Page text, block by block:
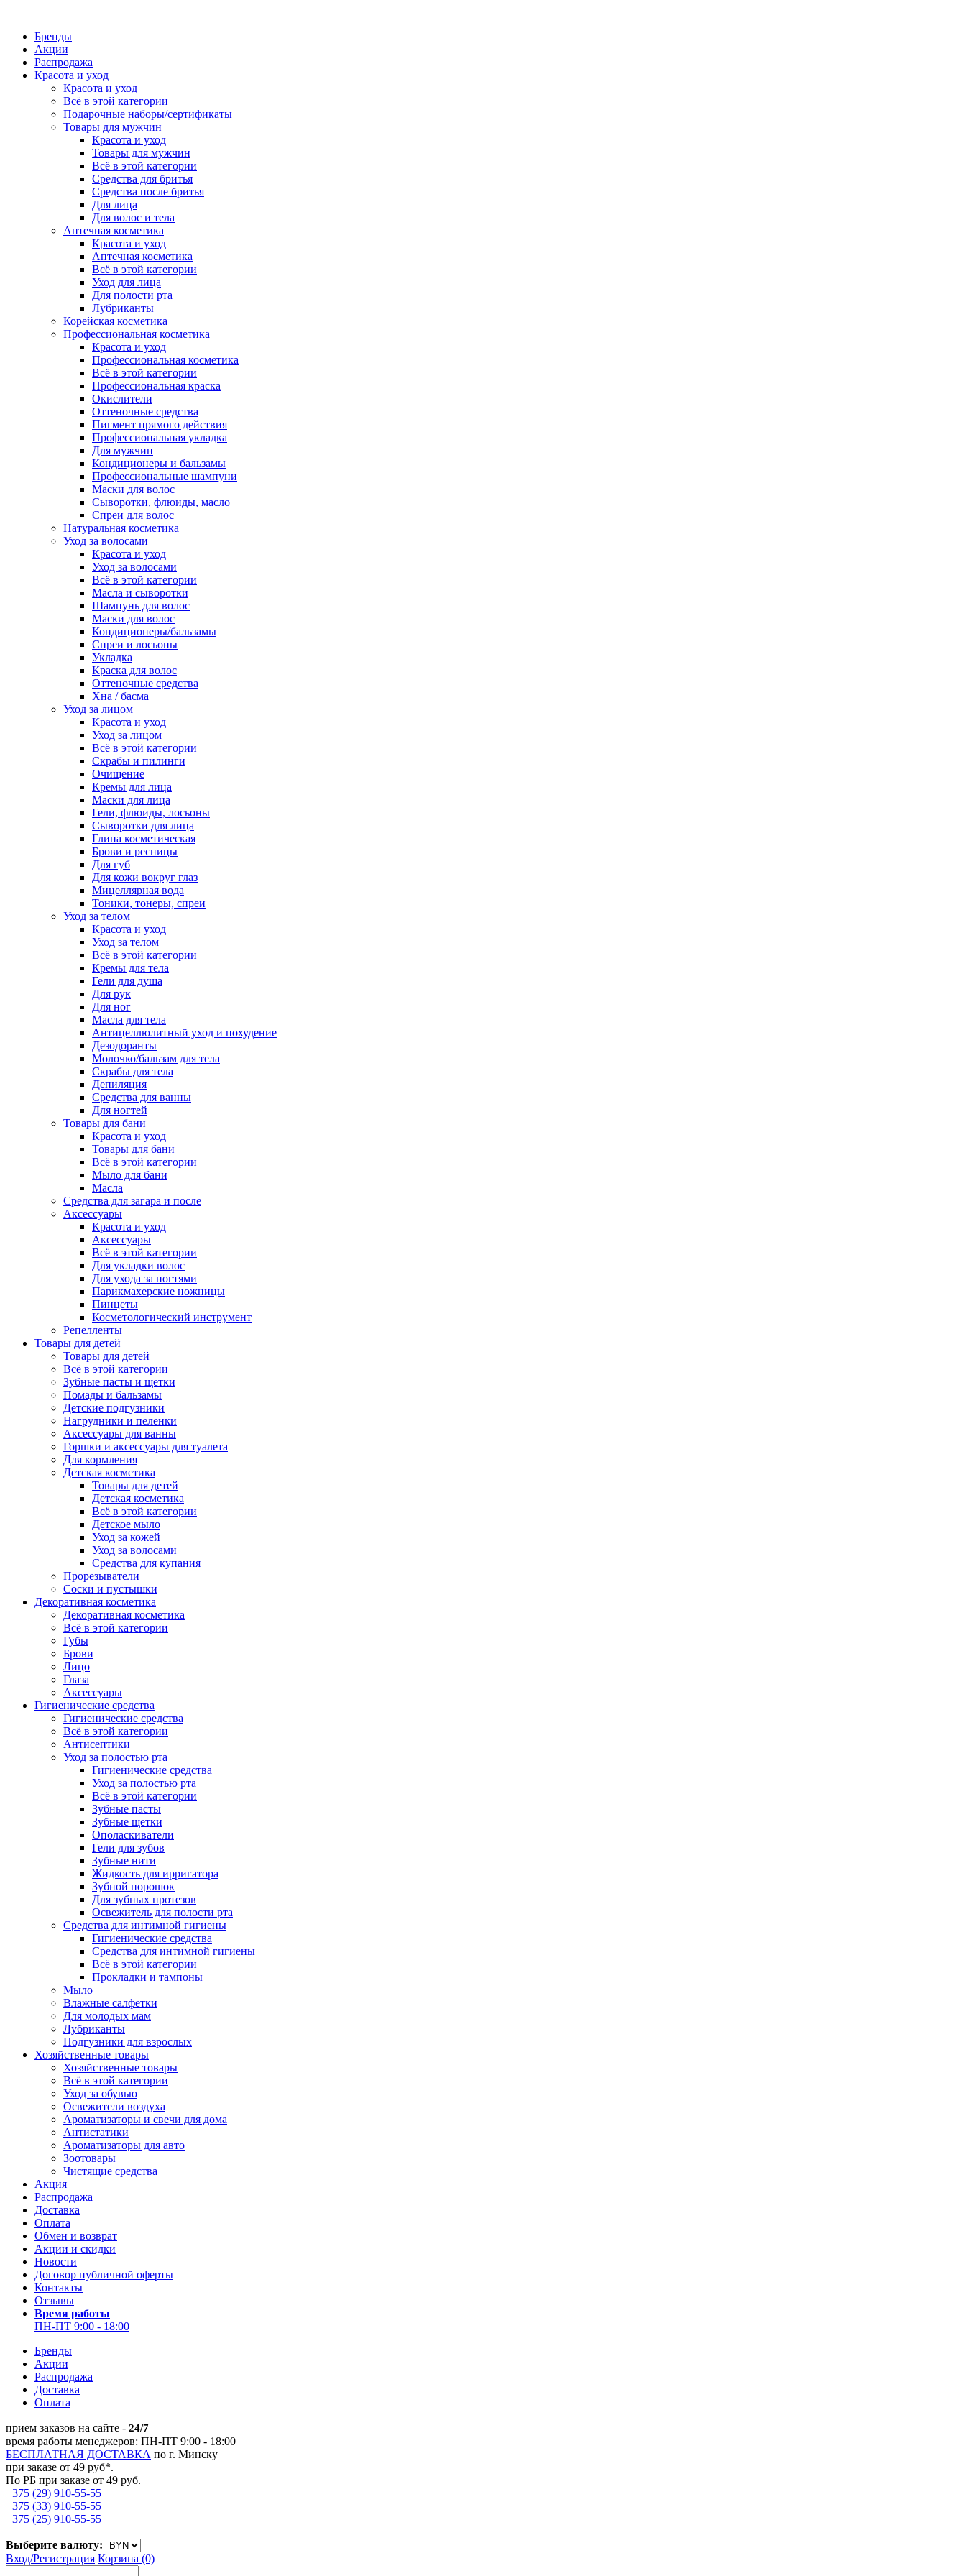
Бренды
Акции
Распродажа
Красота и уход
Красота и уход
Всё в этой категории
Подарочные наборы/сертификаты
Товары для мужчин
Красота и уход
Товары для мужчин
Всё в этой категории
Средства для бритья
Средства после бритья
Для лица
Для волос и тела
Аптечная косметика
Красота и уход
Аптечная косметика
Всё в этой категории
Уход для лица
Для полости рта
Лубриканты
Корейская косметика
Профессиональная косметика
Красота и уход
Профессиональная косметика
Всё в этой категории
Профессиональная краска
Окислители
Оттеночные средства
Пигмент прямого действия
Профессиональная укладка
Для мужчин
Кондиционеры и бальзамы
Профессиональные шампуни
Маски для волос
Сыворотки, флюиды, масло
Спреи для волос
Натуральная косметика
Уход за волосами
Красота и уход
Уход за волосами
Всё в этой категории
Масла и сыворотки
Шампунь для волос
Маски для волос
Кондиционеры/бальзамы
Спреи и лосьоны
Укладка
Краска для волос
Оттеночные средства
Хна / басма
Уход за лицом
Красота и уход
Уход за лицом
Всё в этой категории
Скрабы и пилинги
Очищение
Кремы для лица
Маски для лица
Гели, флюиды, лосьоны
Сыворотки для лица
Глина косметическая
Брови и ресницы
Для губ
Для кожи вокруг глаз
Мицеллярная вода
Тоники, тонеры, спреи
Уход за телом
Красота и уход
Уход за телом
Всё в этой категории
Кремы для тела
Гели для душа
Для рук
Для ног
Масла для тела
Антицеллюлитный уход и похудение
Дезодоранты
Молочко/бальзам для тела
Скрабы для тела
Депиляция
Средства для ванны
Для ногтей
Товары для бани
Красота и уход
Товары для бани
Всё в этой категории
Мыло для бани
Масла
Средства для загара и после
Аксессуары
Красота и уход
Аксессуары
Всё в этой категории
Для укладки волос
Для ухода за ногтями
Парикмахерские ножницы
Пинцеты
Косметологический инструмент
Репелленты
Товары для детей
Товары для детей
Всё в этой категории
Зубные пасты и щетки
Помады и бальзамы
Детские подгузники
Нагрудники и пеленки
Аксессуары для ванны
Горшки и аксессуары для туалета
Для кормления
Детская косметика
Товары для детей
Детская косметика
Всё в этой категории
Детское мыло
Уход за кожей
Уход за волосами
Средства для купания
Прорезыватели
Соски и пустышки
Декоративная косметика
Декоративная косметика
Всё в этой категории
Губы
Брови
Лицо
Глаза
Аксессуары
Гигиенические средства
Гигиенические средства
Всё в этой категории
Антисептики
Уход за полостью рта
Гигиенические средства
Уход за полостью рта
Всё в этой категории
Зубные пасты
Зубные щетки
Ополаскиватели
Гели для зубов
Зубные нити
Жидкость для ирригатора
Зубной порошок
Для зубных протезов
Освежитель для полости рта
Средства для интимной гигиены
Гигиенические средства
Средства для интимной гигиены
Всё в этой категории
Прокладки и тампоны
Мыло
Влажные салфетки
Для молодых мам
Лубриканты
Подгузники для взрослых
Хозяйственные товары
Хозяйственные товары
Всё в этой категории
Уход за обувью
Освежители воздуха
Ароматизаторы и свечи для дома
Антистатики
Ароматизаторы для авто
Зоотовары
Чистящие средства
Акция
Распродажа
Доставка
Оплата
Обмен и возврат
Акции и скидки
Новости
Договор публичной оферты
Контакты
Отзывы
Время работы
ПН-ПТ 9:00 - 18:00
Бренды
Акции
Распродажа
Доставка
Оплата
прием заказов на сайте - 24/7
время работы менеджеров: ПН-ПТ 9:00 - 18:00
БЕСПЛАТНАЯ ДОСТАВКА по г. Минску
при заказе от 49 руб*.
По РБ при заказе от 49 руб.
+375 (29) 910-55-55
+375 (33) 910-55-55
+375 (25) 910-55-55
Выберите валюту:
Вход/Регистрация Корзина (0)